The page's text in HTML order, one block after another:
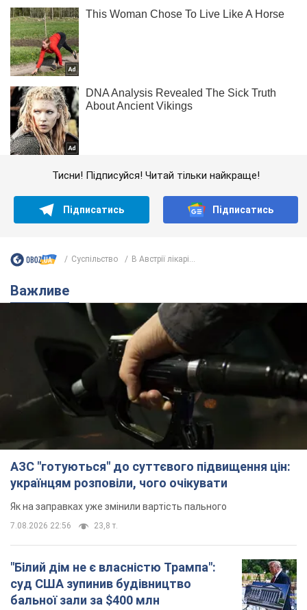
Тисни! Підписуйся! Читай тільки найкраще!
Підписатись Підписатись
Суспільство В Австрії лікарі...
Важливе
АЗС "готуються" до суттєвого підвищення цін:
українцям розповіли, чого очікувати
Як на заправках уже змінили вартість пального
7.08.2026 22:56 23,8 т.
"Білий дім не є власністю Трампа":
суд США зупинив будівництво
бальної зали за $400 млн